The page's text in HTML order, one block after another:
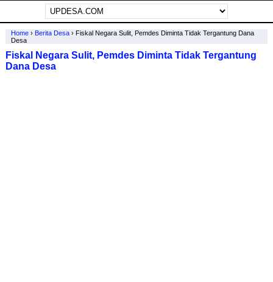
Home› Berita Desa› Fiskal Negara Sulit, Pemdes Diminta Tidak Tergantung Dana
Desa
Fiskal Negara Sulit, Pemdes Diminta Tidak Tergantung
Dana Desa